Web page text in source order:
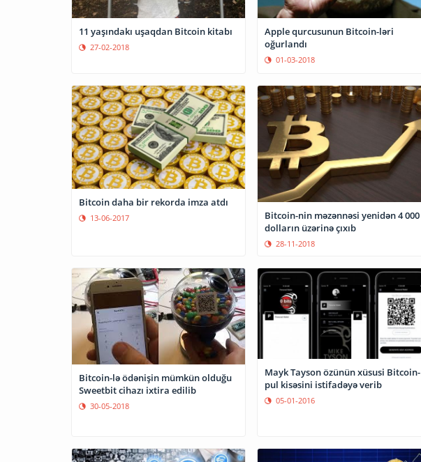
11 yaşındakı uşaqdan Bitcoin kitabı
27-02-2018
Apple qurcusunun Bitcoin-ləri
oğurlandı
01-03-2018
Bitcoin daha bir rekorda imza atdı
13-06-2017
Bitcoin-nin məzənnəsi yenidən 4 000
dolların üzərinə çıxıb
28-11-2018
Bitcoin-lə ödənişin mümkün olduğu
Sweetbit cihazı ixtira edilib
30-05-2018
Mayk Tayson özünün xüsusi Bitcoin-
pul kisəsini istifadəyə verib
05-01-2016